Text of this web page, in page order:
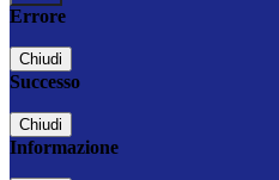
Errore
Chiudi
Successo
Chiudi
Informazione